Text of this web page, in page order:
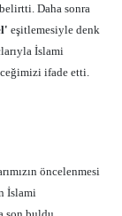
Daha sonra
eşitlemesiyle denk
İslami
ifade etti.
öncelenmesi
İslami